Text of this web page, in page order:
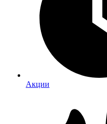
Акции